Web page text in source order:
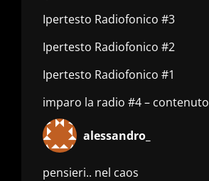
Ipertesto Radiofonico #3
Ipertesto Radiofonico #2
Ipertesto Radiofonico #1
imparo la radio #4 – contenuto
alessandro_
pensieri.. nel caos